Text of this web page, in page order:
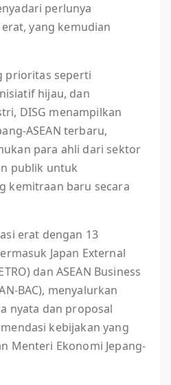
perlunya
yang kemudian
prioritas seperti
hijau, dan
DISG menampilkan
ASEAN terbaru,
para ahli dari sektor
publik untuk
kemitraan baru secara
erat dengan 13
Japan External
dan ASEAN Business
BAC), menyalurkan
nyata dan proposal
kebijakan yang
Menteri Ekonomi Jepang-